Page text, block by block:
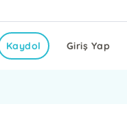
Giriş Yap
Kaydol